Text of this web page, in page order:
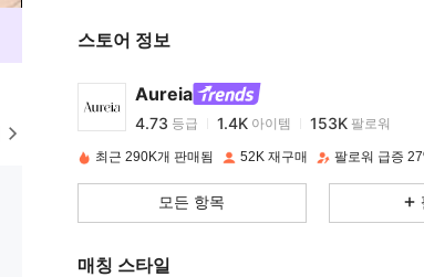
스토어 정보
Aureia
4.73
등급 1.4K아이템
y***1 이(가)하루 전에 지불됨
최근 290K개 판매됨 52K 재구매 팔로워 급증
모든 항목
매칭 스타일